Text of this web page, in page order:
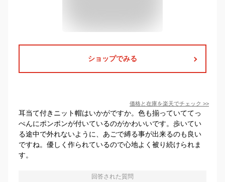
ショップでみる
価格と在庫を楽天でチェック >>
耳当て付きニット帽はいかがですか。色も揃っていててっ
ぺんにポンポンが付いているのがかわいいです。歩いてい
る途中で外れないように、あごで縛る事が出来るのも良い
ですね。優しく作られているので心地よく被り続けられま
す。
回答された質問